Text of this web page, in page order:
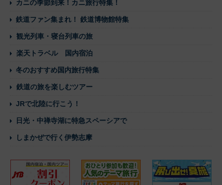
カニの季節到来！カニ旅行特集！
鉄道ファン集まれ！ 鉄道博物館特集
観光列車・寝台列車の旅
楽天トラベル 国内宿泊
冬のおすすめ国内旅行特集
鉄道の旅を楽しむツアー
JRで北陸に行こう！
日光・中禅寺湖に特急スペーシアで
しまかぜで行く伊勢志摩